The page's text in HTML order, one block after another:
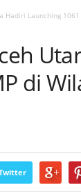
Hadiri Launching
di